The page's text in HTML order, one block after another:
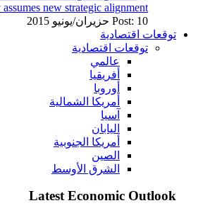
new strategic alignment
Post: 10 حزيران/يونيو 2015
توقعات اقتصادية
توقعات اقتصادية
عالمي
أفريقيا
أوروبا
أمريكا الشمالية
آسيا
اليابان
أمريكا الجنوبية
الصين
الشرق الأوسط
Latest Economic Outlook